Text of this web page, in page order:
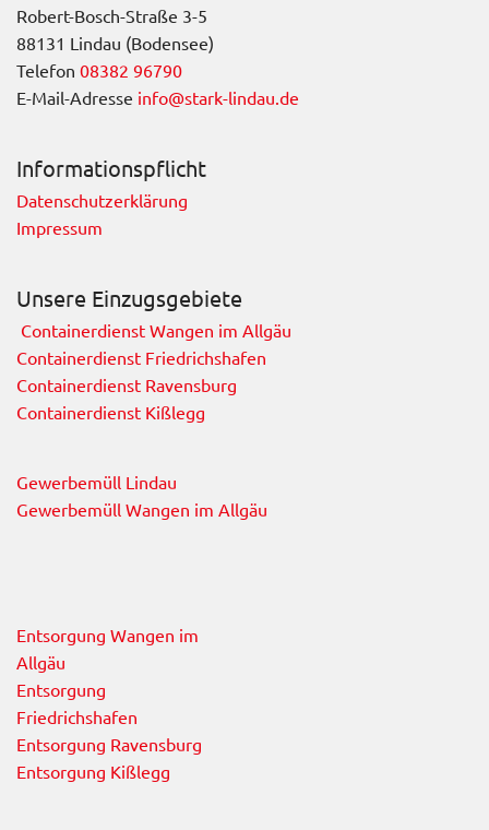
Robert-Bosch-Straße 3-5
88131 Lindau (Bodensee)
Telefon 08382 96790
E-Mail-Adresse info@stark-lindau.de
Informationspflicht
Datenschutzerklärung
Impressum
Unsere Einzugsgebiete
Containerdienst Wangen im Allgäu
Containerdienst Friedrichshafen
Containerdienst Ravensburg
Containerdienst Kißlegg
Gewerbemüll Lindau
Gewerbemüll Wangen im Allgäu
Entsorgung Wangen im
Allgäu
Entsorgung
Friedrichshafen
Entsorgung Ravensburg
Entsorgung Kißlegg